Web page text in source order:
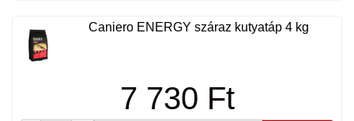
Caniero ENERGY száraz kutyatáp 4 kg
7 730 Ft